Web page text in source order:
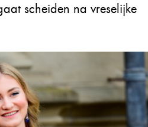
scheiden na vreselijke